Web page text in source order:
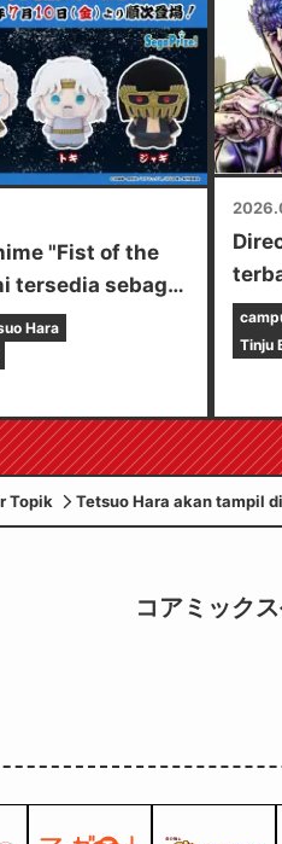
"Fist of the
tersedia sebagai
Hara
Tinju
Topik Tetsuo Hara akan tampil
コアミック